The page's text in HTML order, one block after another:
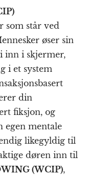
som står ved
øser sin
inn i skjermer,
i et system
din
fiksjon, og
egen mentale
likegyldig til
døren inn til
(WCIP),